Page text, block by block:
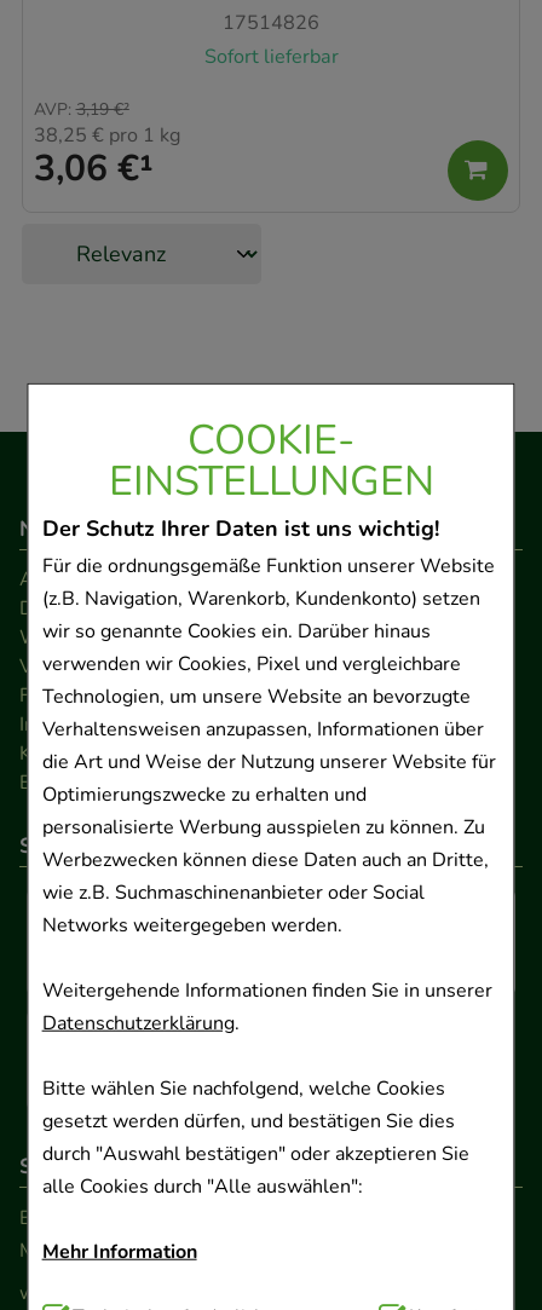
COOKIE-
EINSTELLUNGEN
Der Schutz Ihrer Daten ist uns wichtig!
Für die ordnungsgemäße Funktion unserer Website
(z.B. Navigation, Warenkorb, Kundenkonto) setzen
wir so genannte Cookies ein. Darüber hinaus
verwenden wir Cookies, Pixel und vergleichbare
Technologien, um unsere Website an bevorzugte
Verhaltensweisen anzupassen, Informationen über
die Art und Weise der Nutzung unserer Website für
Optimierungszwecke zu erhalten und
personalisierte Werbung ausspielen zu können. Zu
Werbezwecken können diese Daten auch an Dritte,
wie z.B. Suchmaschinenanbieter oder Social
Networks weitergegeben werden.
Weitergehende Informationen finden Sie in unserer
Datenschutzerklärung.
Bitte wählen Sie nachfolgend, welche Cookies
gesetzt werden dürfen, und bestätigen Sie dies
durch "Auswahl bestätigen" oder akzeptieren Sie
alle Cookies durch "Alle auswählen":
Mehr Information
17514826
Sofort lieferbar
3,06 €¹
AVP: 3,19 €²
38,25 € pro 1 kg
Navigation
AGB
Datenschutz
Widerrufsrecht
Versandkosten
FAQ
Impressum
Kontakt
Barrierefreiheitserklärung
So können Sie bezahlen
So erreichen Sie uns
Beratung und Kundenservice:
Montag - Freitag von 9.00 bis 17.00 Uhr
www.ApoSalis.de